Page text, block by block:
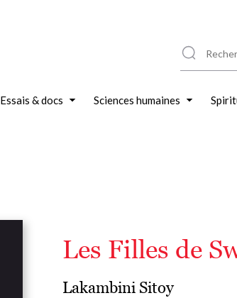
Essais & docs Sciences humaines
Les Filles de
Lakambini Sitoy